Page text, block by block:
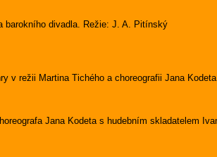
barokního divadla. Režie: J. A. Pitínský
v režii Martina Tichého a choreografii Jana
Jana Kodeta s hudebním skladatelem